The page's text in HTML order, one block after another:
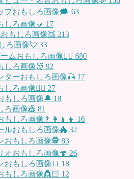
プおもしろ画像🗯 63
しろ画像🤜 17
もしろ画像👯 213
ろ画像💘 33
ムおもしろ画像🧚‍♀️ 680
しろ画像👹 92
ターおもしろ画像🎣 17
しろ画像🤹‍♂️ 27
もしろ画像🔔 18
ろ画像🎪 81
もしろ画像👨‍👩‍👧‍👦 16
ルおもしろ画像🐲 32
おもしろ画像🕵️ 83
オおもしろ画像🍄 26
おもしろ画像🍞 18
もしろ画像👸🏻 12